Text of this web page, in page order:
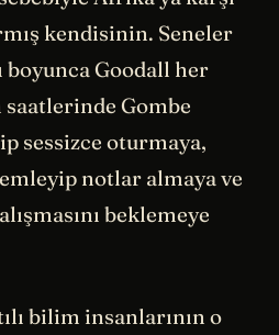
kendisinin. Seneler
boyunca Goodall her
saatlerinde Gombe
sessizce oturmaya,
notlar almaya ve
beklemeye
bilim insanlarının o